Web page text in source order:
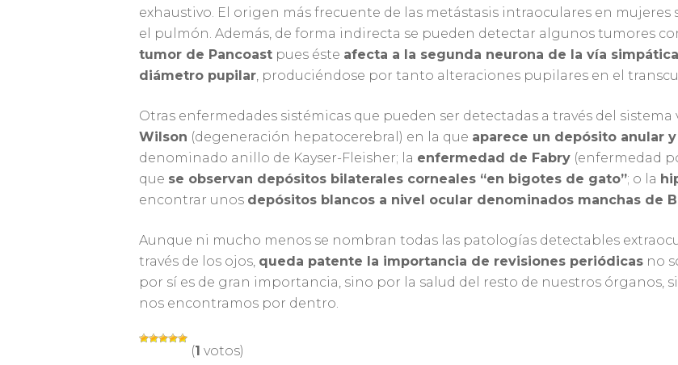
exhaustivo. El origen más frecuente de las metástasis intraoculares en
el pulmón. Además, de forma indirecta se pueden detectar algunos tumores
tumor de Pancoast pues éste afecta a la segunda neurona de la vía
diámetro pupilar, produciéndose por tanto alteraciones pupilares en el
Otras enfermedades sistémicas que pueden ser detectadas a través del sistema
Wilson (degeneración hepatocerebral) en la que aparece un depósito anular
denominado anillo de Kayser-Fleisher; la enfermedad de Fabry (enfermedad
que se observan depósitos bilaterales corneales “en bigotes de gato”; o la
encontrar unos depósitos blancos a nivel ocular denominados manchas de
Aunque ni mucho menos se nombran todas las patologías detectables
través de los ojos, queda patente la importancia de revisiones periódicas no
por sí es de gran importancia, sino por la salud del resto de nuestros órganos,
nos encontramos por dentro.
(1 votos)